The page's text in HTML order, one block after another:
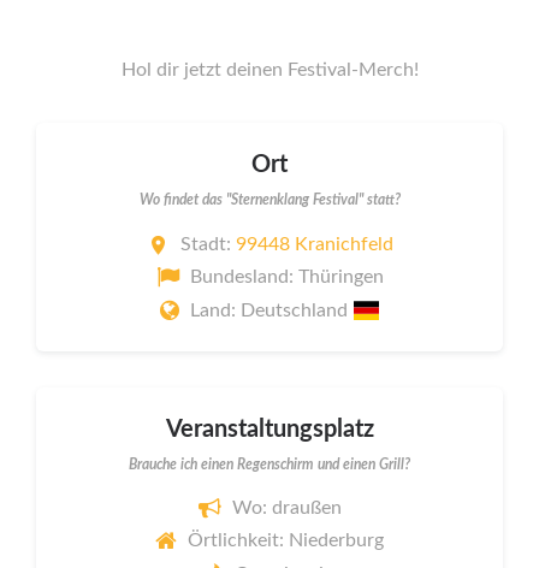
Hol dir jetzt deinen Festival-Merch!
Ort
Wo findet das "Sternenklang Festival" statt?
Stadt: 99448 Kranichfeld
Bundesland: Thüringen
Land: Deutschland
Veranstaltungsplatz
Brauche ich einen Regenschirm und einen Grill?
Wo: draußen
Örtlichkeit: Niederburg